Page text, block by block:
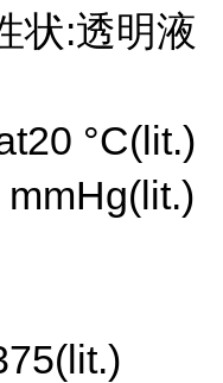
状:透明液
°C(lit.)